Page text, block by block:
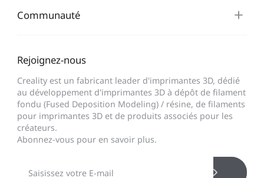
Communauté
Rejoignez-nous
Creality est un fabricant leader d'imprimantes 3D, dédié
au développement d'imprimantes 3D à dépôt de filament
fondu (Fused Deposition Modeling) / résine, de filaments
pour imprimantes 3D et de produits associés pour les
créateurs.
Abonnez-vous pour en savoir plus.